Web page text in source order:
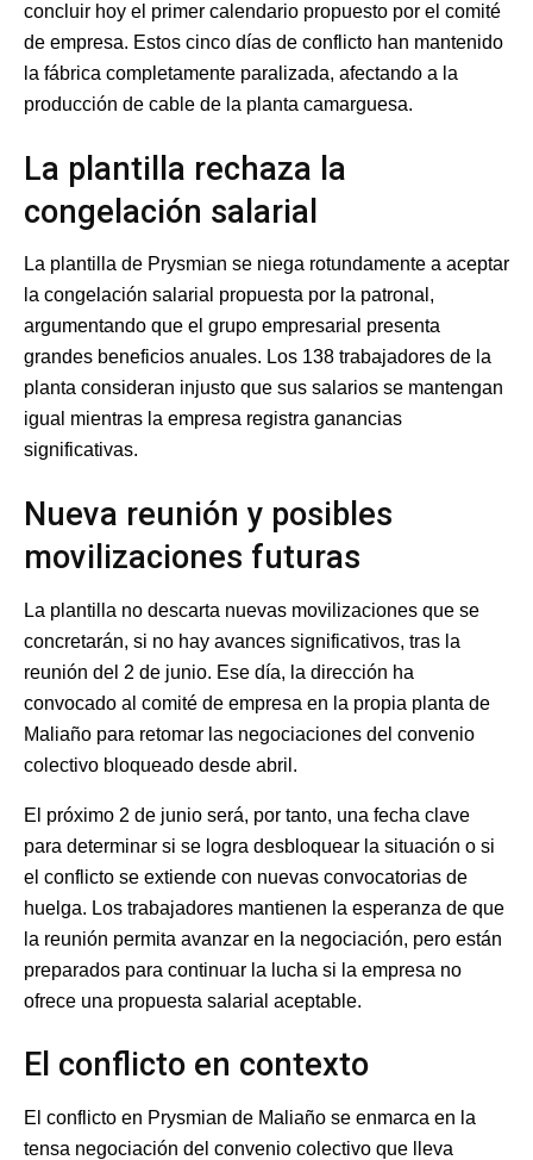
concluir hoy el primer calendario propuesto por el comité
de empresa. Estos cinco días de conflicto han mantenido
la fábrica completamente paralizada, afectando a la
producción de cable de la planta camarguesa.
La plantilla rechaza la
congelación salarial
La plantilla de Prysmian se niega rotundamente a aceptar
la congelación salarial propuesta por la patronal,
argumentando que el grupo empresarial presenta
grandes beneficios anuales. Los 138 trabajadores de la
planta consideran injusto que sus salarios se mantengan
igual mientras la empresa registra ganancias
significativas.
Nueva reunión y posibles
movilizaciones futuras
La plantilla no descarta nuevas movilizaciones que se
concretarán, si no hay avances significativos, tras la
reunión del 2 de junio. Ese día, la dirección ha
convocado al comité de empresa en la propia planta de
Maliaño para retomar las negociaciones del convenio
colectivo bloqueado desde abril.
El próximo 2 de junio será, por tanto, una fecha clave
para determinar si se logra desbloquear la situación o si
el conflicto se extiende con nuevas convocatorias de
huelga. Los trabajadores mantienen la esperanza de que
la reunión permita avanzar en la negociación, pero están
preparados para continuar la lucha si la empresa no
ofrece una propuesta salarial aceptable.
El conflicto en contexto
El conflicto en Prysmian de Maliaño se enmarca en la
tensa negociación del convenio colectivo que lleva